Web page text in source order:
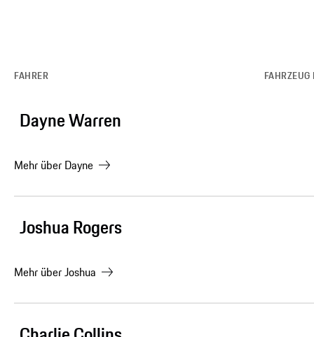
FAHRER FAHRZEUG
Dayne Warren
Mehr über Dayne
Joshua Rogers
Mehr überJoshua